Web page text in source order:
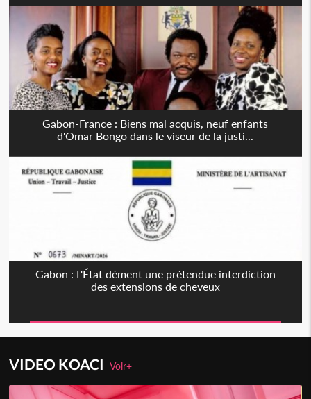
Gabon-France : Biens mal acquis, neuf enfants
d'Omar Bongo dans le viseur de la justi...
Gabon : L'État dément une prétendue interdiction
des extensions de cheveux
VIDEO KOACIVoir+